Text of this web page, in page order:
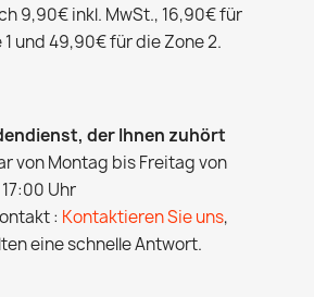
9,90€ inkl. MwSt., 16,90€ für
und 49,90€ für die Zone 2.
der Ihnen zuhört
von Montag bis Freitag von
Uhr
: Kontaktieren Sie uns,
eine schnelle Antwort.